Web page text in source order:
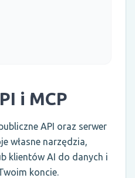
i MCP
API oraz serwer
własne narzędzia,
klientów AI do danych i
koncie.